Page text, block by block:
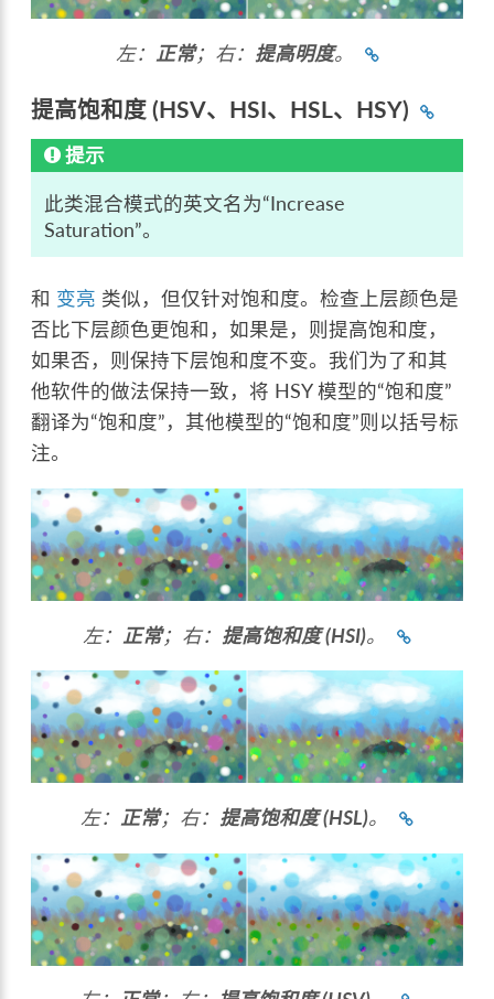
左： 正常；右： 提高明度。
提高饱和度 (HSV、HSI、HSL、HSY)
提示
此类混合模式的英文名为“Increase
Saturation”。
和 变亮 类似，但仅针对饱和度。检查上层颜色是
否比下层颜色更饱和，如果是，则提高饱和度，
如果否，则保持下层饱和度不变。我们为了和其
他软件的做法保持一致，将 HSY 模型的“饱和度”
翻译为“饱和度”，其他模型的“饱和度”则以括号标
注。
左： 正常；右： 提高饱和度 (HSI)。
左： 正常；右： 提高饱和度 (HSL)。